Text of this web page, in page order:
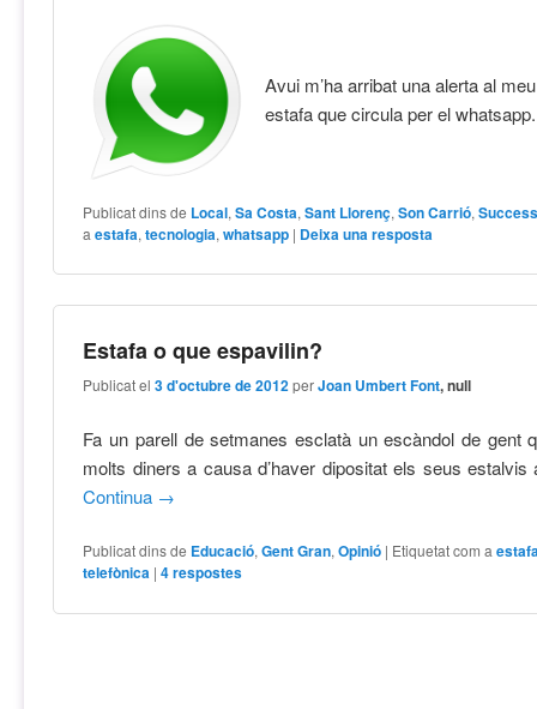
Avui m’ha arribat una alerta al
estafa que circula per el
Publicat dins de Local,Sa Costa,Sant Llorenç,Son Carrió,
a estafa,tecnologia,whatsapp | Deixa una resposta
Estafa o que espavilin?
Publicat el3 d'octubre de 2012 perJoan Umbert Font, null
Fa un parell de setmanes esclatà un escàndol de gent
molts diners a causa d’haver dipositat els seus estalvis
Continua →
Publicat dins de Educació,Gent Gran,Opinió | Etiquetat com a
telefònica |4respostes